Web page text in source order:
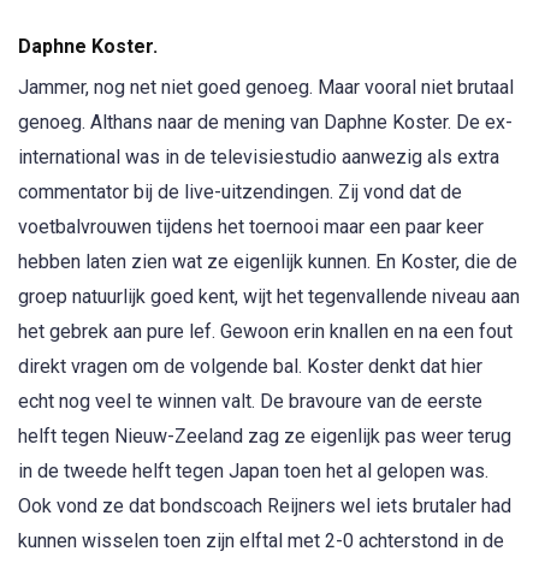
Daphne Koster.
Jammer, nog net niet goed genoeg. Maar vooral niet brutaal
genoeg. Althans naar de mening van Daphne Koster. De ex-
international was in de televisiestudio aanwezig als extra
commentator bij de live-uitzendingen. Zij vond dat de
voetbalvrouwen tijdens het toernooi maar een paar keer
hebben laten zien wat ze eigenlijk kunnen. En Koster, die de
groep natuurlijk goed kent, wijt het tegenvallende niveau aan
het gebrek aan pure lef. Gewoon erin knallen en na een fout
direkt vragen om de volgende bal. Koster denkt dat hier
echt nog veel te winnen valt. De bravoure van de eerste
helft tegen Nieuw-Zeeland zag ze eigenlijk pas weer terug
in de tweede helft tegen Japan toen het al gelopen was.
Ook vond ze dat bondscoach Reijners wel iets brutaler had
kunnen wisselen toen zijn elftal met 2-0 achterstond in de